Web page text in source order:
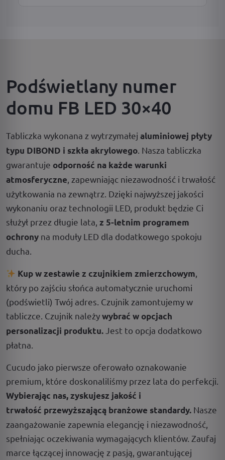
Podświetlany numer
domu FB LED 30×40
Tabliczka wykonana z wytrzymałej aluminiowej płyty
typu DIBOND i szkła akrylowego . Nasza tabliczka
gwarantuje odporność na każde warunki
atmosferyczne , zapewniając niezawodność i trwałość
użytkowania na zewnątrz. Dzięki najwyższej jakości
wykonaniu oraz technologii LED, produkt będzie Ci
służył przez długie lata, z 5-letnim programem
ochrony na moduły LED dla dodatkowego spokoju
ducha.
Kup w zestawie z czujnikiem zmierzchowym
który po zajściu słońca automatycznie uruchomi
(podświetli) Twój adres. Czujnik zamontujemy w
tabliczce. Czujnik należywybrać w opcjach
personalizacji produktu. Jest to opcja dodatkowo
płatna.
Cucudo jako pierwsze oferowało oznakowanie
premium, które doskonaliliśmy przez lata do perfekcji.
Wybierając nas, zyskujesz jakość i
trwałość przewyższającą branżowe standardy. Nasze
zaangażowanie zapewnia elegancję i niezawodność,
spełniając oczekiwania wymagających klientów. Zaufaj
marce łączącej innowację z pasją, gwarantującej